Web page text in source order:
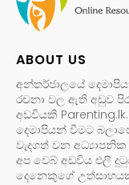
ABOUT US
අන්තර්ජාලයේ
රචනා වල ඇති අඩුව
අඩවියකි
දෙමාපියන් වීමට
වැදගත් වන
අප වෙබ් අඩවිය එලි
දෙනෙකුගේ